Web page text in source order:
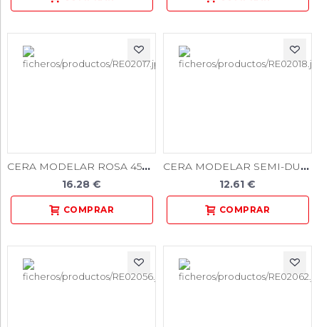
CERA MODELAR ROSA 450gr. 20u. C. INVIERNO
16.28 €
CERA MODELAR SEMI-DURA AZUL CLARO EN TARRINA 50gr.
12.61 €